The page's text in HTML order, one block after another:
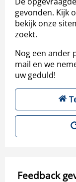
gevonden. Kijk
bekijk onze
zoekt.
Nog een ander
mail en we
uw geduld!
Feedback